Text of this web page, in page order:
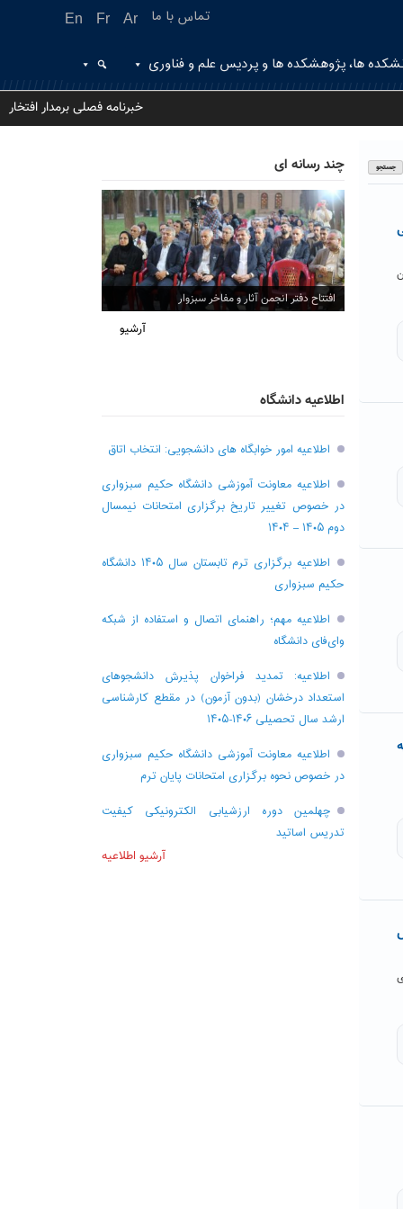
En Fr Ar تماس با ما
ها، پژوهشکده ها و پردیس علم و فناوری
خبرنامه فصلی برمدار افتخار
چند رسانه ای
افتتاح دفتر انجمن آثار و مفاخر سبزوار
آرشیو
اطلاعیه دانشگاه
اطلاعیه امور خوابگاه های دانشجویی: انتخاب اتاق
اطلاعیه معاونت آموزشی دانشگاه حکیم سبزواری
در خصوص تغییر تاریخ برگزاری امتحانات نیمسال
دوم ۱۴۰۵ – ۱۴۰۴
اطلاعیه برگزاری ترم تابستان سال ۱۴۰۵ دانشگاه
حکیم سبزواری
اطلاعیه مهم؛ راهنمای اتصال و استفاده از شبکه
وای‌فای دانشگاه
اطلاعیه: تمدید فراخوان پذیرش دانشجو‌های
استعداد درخشان (بدون آزمون) در مقطع کارشناسی
ارشد سال تحصیلی ۱۴۰۶-۱۴۰۵
اطلاعیه معاونت آموزشی دانشگاه حکیم سبزواری
در خصوص نحوه برگزاری امتحانات پایان ترم
چهلمین دوره ارزشیابی الکترونیکی کیفیت
تدریس اساتید
آرشیو اطلاعیه